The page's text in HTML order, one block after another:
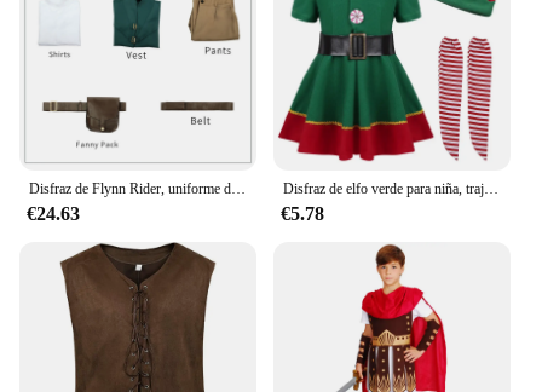
Disfraz de Flynn Rider, uniforme de carnaval para adultos, disfraces de Halloween de Anime
€24.63
Disfraz de elfo verde para niña, traje de Navidad para Festival, Santa Clause, ropa de Año Nuevo para niño, vestido de fiesta de Navidad, 2023
€5.78